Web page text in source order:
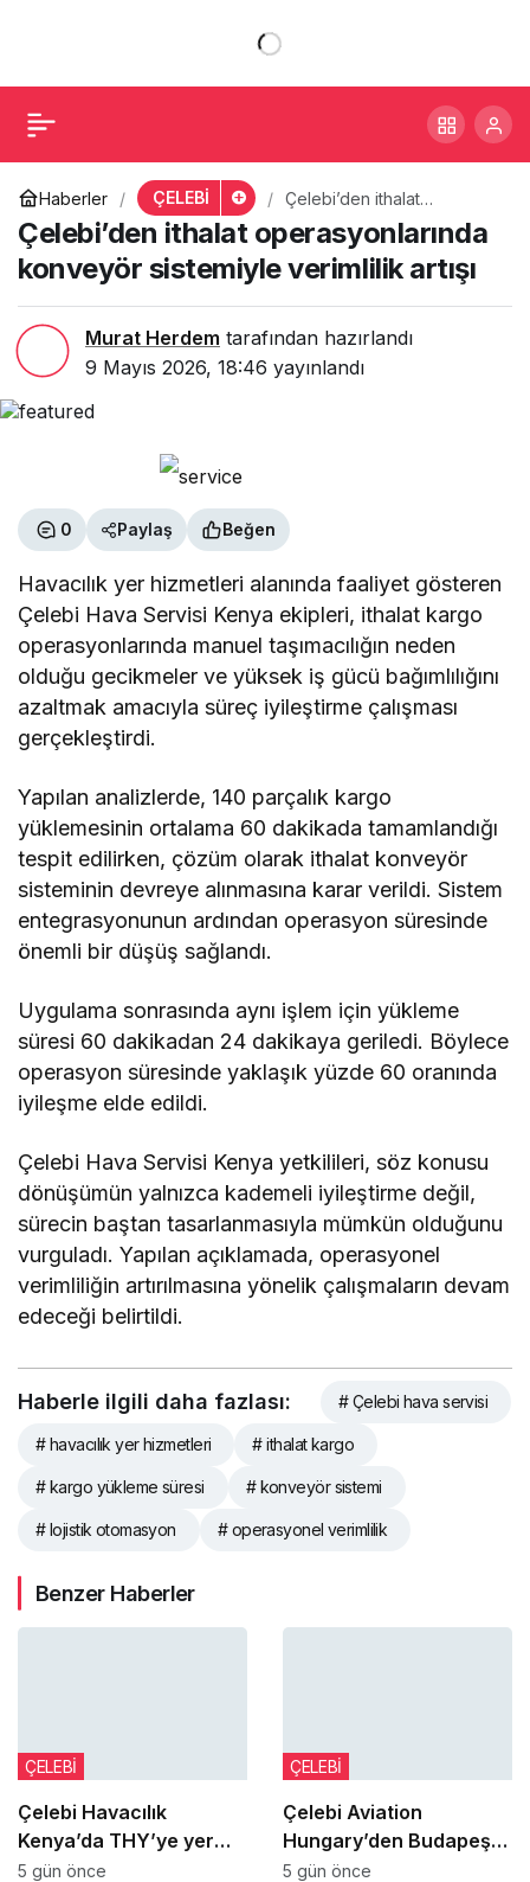
Haberler ÇELEBİ
Çelebi’den ithalat
operasyonlarında
konveyör sistemiyle
verimlilik artışı
Çelebi’den ithalat operasyonlarında
konveyör sistemiyle verimlilik artışı
Murat Herdem tarafından hazırlandı
9 Mayıs 2026, 18:46 yayınlandı
0 Paylaş Beğen
Havacılık yer hizmetleri alanında faaliyet gösteren
Çelebi Hava Servisi Kenya ekipleri, ithalat kargo
operasyonlarında manuel taşımacılığın neden
olduğu gecikmeler ve yüksek iş gücü bağımlılığını
azaltmak amacıyla süreç iyileştirme çalışması
gerçekleştirdi.
Yapılan analizlerde, 140 parçalık kargo
yüklemesinin ortalama 60 dakikada tamamlandığı
tespit edilirken, çözüm olarak ithalat konveyör
sisteminin devreye alınmasına karar verildi. Sistem
entegrasyonunun ardından operasyon süresinde
önemli bir düşüş sağlandı.
Uygulama sonrasında aynı işlem için yükleme
süresi 60 dakikadan 24 dakikaya geriledi. Böylece
operasyon süresinde yaklaşık yüzde 60 oranında
iyileşme elde edildi.
Çelebi Hava Servisi Kenya yetkilileri, söz konusu
dönüşümün yalnızca kademeli iyileştirme değil,
sürecin baştan tasarlanmasıyla mümkün olduğunu
vurguladı. Yapılan açıklamada, operasyonel
verimliliğin artırılmasına yönelik çalışmaların devam
edeceği belirtildi.
konveyör sistemiyle
verimlilik artışı
Haberle ilgili daha fazlası: # Çelebi hava servisi
# havacılık yer hizmetleri # ithalat kargo
# kargo yükleme süresi # konveyör sistemi
# lojistik otomasyon # operasyonel verimlilik
Benzer Haberler
Çelebi Havacılık
Kenya’da THY’ye yer
hizmeti vermeye başladı
ÇELEBİ
5 gün önce
Çelebi Aviation
Hungary’den Budapeşte
Gönüllü Kurtarma
ÇELEBİ
5 gün önce